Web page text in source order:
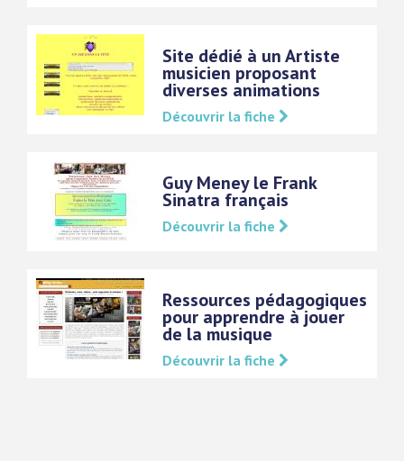
Site dédié à un Artiste
musicien proposant
diverses animations
Découvrir la fiche
Guy Meney le Frank
Sinatra français
Découvrir la fiche
Ressources pédagogiques
pour apprendre à jouer
de la musique
Découvrir la fiche